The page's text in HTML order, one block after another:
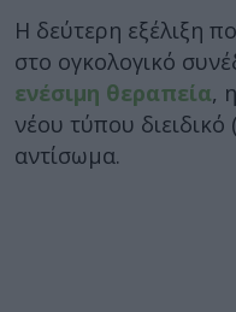
Η δεύτερη εξέλιξη
στο ογκολογικό
ενέσιμη θεραπεία,
νέου τύπου
αντίσωμα.